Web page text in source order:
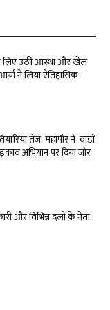
उठी आस्था और खेल
ने लिया ऐतिहासिक
तेज: महापौर ने वार्डों
अभियान पर दिया जोर
और विभिन्न दलों के नेता